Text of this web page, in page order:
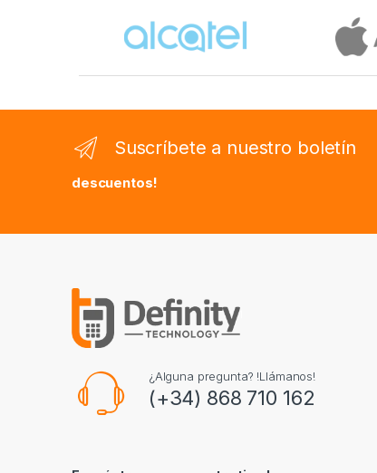
Suscríbete a nuestro boletín
descuentos!
¿Alguna pregunta? !Llámanos!
(+34) 868 710 162